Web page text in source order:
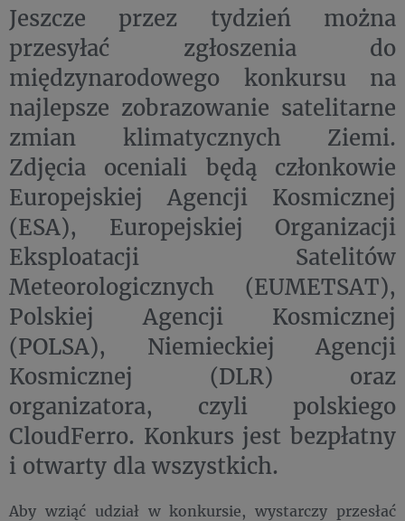
Jeszcze przez tydzień można
przesyłać zgłoszenia do
międzynarodowego konkursu na
najlepsze zobrazowanie satelitarne
zmian klimatycznych Ziemi.
Zdjęcia oceniali będą członkowie
Europejskiej Agencji Kosmicznej
(ESA), Europejskiej Organizacji
Eksploatacji Satelitów
Meteorologicznych (EUMETSAT),
Polskiej Agencji Kosmicznej
(POLSA), Niemieckiej Agencji
Kosmicznej (DLR) oraz
organizatora, czyli polskiego
CloudFerro. Konkurs jest bezpłatny
i otwarty dla wszystkich.
Aby wziąć udział w konkursie, wystarczy przesłać